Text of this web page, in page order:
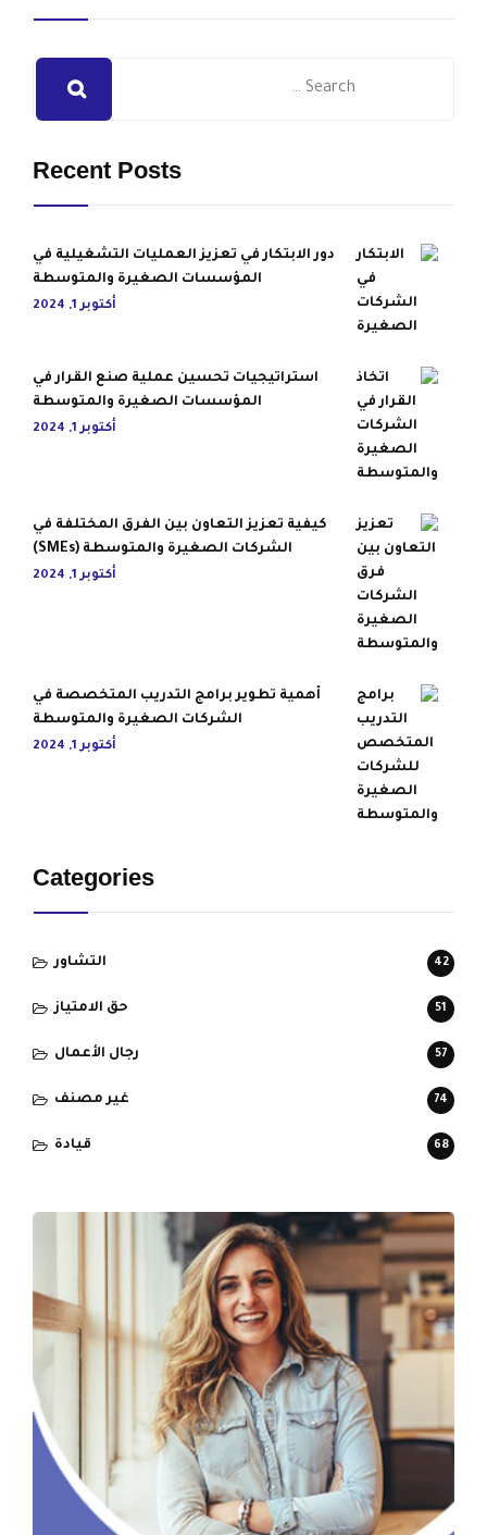
Recent Posts
دور الابتكار في تعزيز العمليات التشغيلية في
المؤسسات الصغيرة والمتوسطة
أكتوبر 1, 2024
استراتيجيات تحسين عملية صنع القرار في
المؤسسات الصغيرة والمتوسطة
أكتوبر 1, 2024
كيفية تعزيز التعاون بين الفرق المختلفة في
الشركات الصغيرة والمتوسطة (SMEs)
أكتوبر 1, 2024
أهمية تطوير برامج التدريب المتخصصة في
الشركات الصغيرة والمتوسطة
أكتوبر 1, 2024
Categories
التشاور 42
حق الامتياز 51
رجال الأعمال 57
غير مصنف 74
قيادة 68